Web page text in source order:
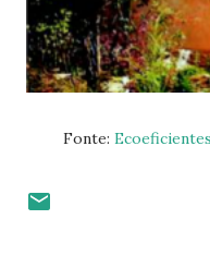
Fonte: Ecoeficientes